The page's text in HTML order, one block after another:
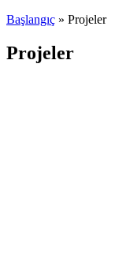
Başlangıç » Projeler
Projeler